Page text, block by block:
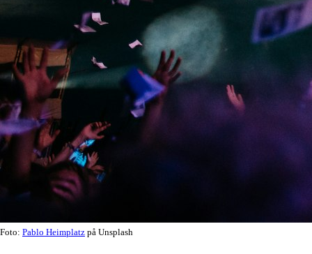
Foto: Pablo Heimplatz på Unsplash